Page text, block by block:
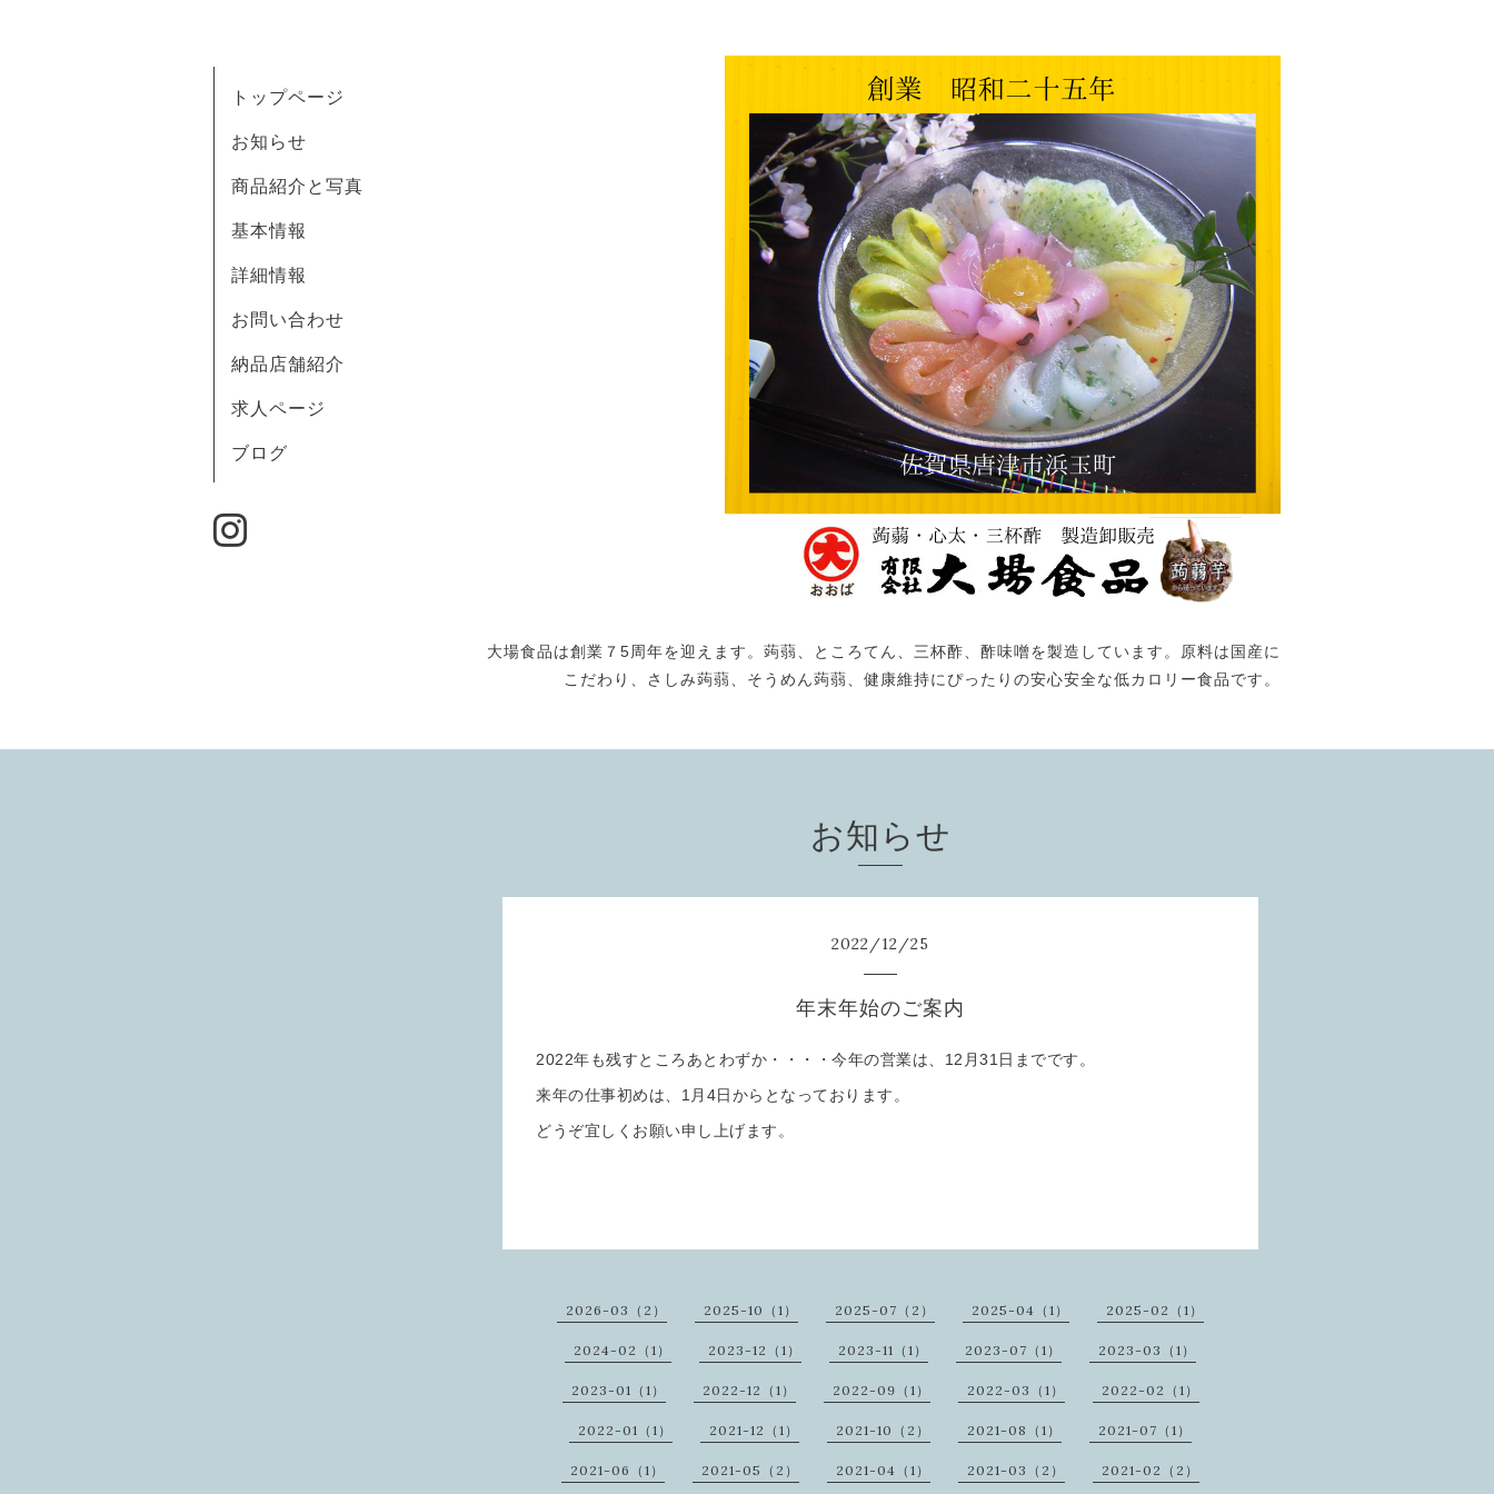
大場食品は創業７5周年を迎えます。蒟蒻、ところてん、三杯酢、酢味噌を製造しています。原料は国産に
こだわり、さしみ蒟蒻、そうめん蒟蒻、健康維持にぴったりの安心安全な低カロリー食品です。
トップページ
お知らせ
商品紹介と写真
基本情報
詳細情報
お問い合わせ
納品店舗紹介
求人ページ
ブログ
お知らせ
2022/12/25
年末年始のご案内
2022年も残すところあとわずか・・・・今年の営業は、12月31日までです。
来年の仕事初めは、1月4日からとなっております。
どうぞ宜しくお願い申し上げます。
2026-03（2） 2025-10（1） 2025-07（2） 2025-04（1） 2025-02（1）
2024-02（1） 2023-12（1） 2023-11（1） 2023-07（1） 2023-03（1）
2023-01（1） 2022-12（1） 2022-09（1） 2022-03（1） 2022-02（1）
2022-01（1） 2021-12（1） 2021-10（2） 2021-08（1） 2021-07（1）
2021-06（1） 2021-05（2） 2021-04（1） 2021-03（2） 2021-02（2）